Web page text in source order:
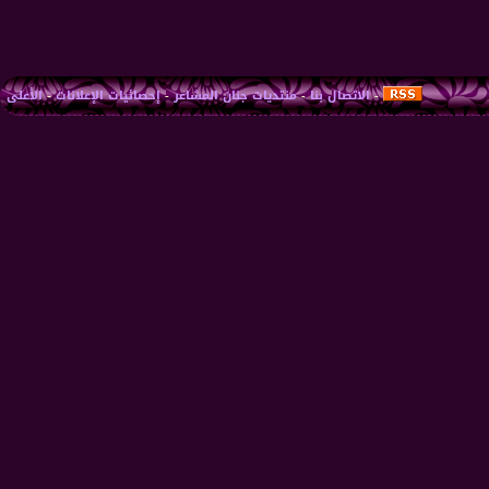
-الاتصال بنا-منتديات جنان المشاعر-إحصائيات الإعلانات-الأعلى